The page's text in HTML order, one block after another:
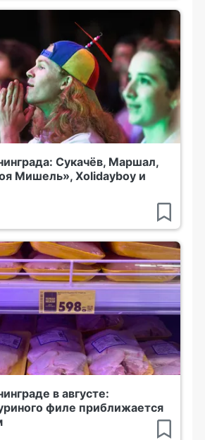
Сукачёв, Маршал,
Мишель», Xolidayboy и
в августе:
филе приближается